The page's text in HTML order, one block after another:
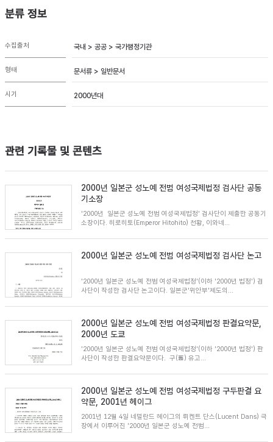
분류 정보
수집출처 국내 > 공공 > 국가행정기관
형태 문서류 > 일반문서
시기 2000년대
관련 기록물 및 콘텐츠
2000년 일본군 성노예 전범 여성국제법정 검사단 공동
기소장
'2000년 일본군 성노예 전범 여성국제법정' 검사단이 제출한 공동기
소장이다. 히로히토(Emperor Hitohito) 천황, 이와네...
2000년 일본군 성노예 전범 여성국제법정 검사단 논고
'2000년 일본군 성노예 전범 여성국제법정'(이하 '2000년 법정') 검
사단이 작성한 검사단 논고이다. 일본군'위안부'제도의...
2000년 일본군 성노예 전범 여성국제법정 판결요약문,
2000년 도쿄
'2000년 일본군 성노예 전범 여성국제법정'(이하 '2000년 법정') 판
사단이 작성한 판결요약문이다. 구(舊) 유고...
2000년 일본군 성노예 전범 여성국제법정 구두판결 요
약문, 2001년 헤이그
2001년 12월 4일 네덜란드 헤이그의 뤼켄트 단스(Lucent Dans) 극
장에서 이루어진 '2000년 일본군 성노예 전범...